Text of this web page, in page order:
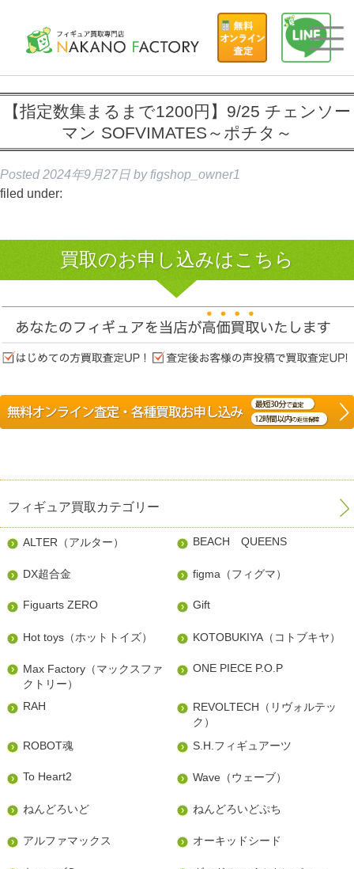
【指定数集まるまで1200円】9/25 チェンソー
マン SOFVIMATES～ポチタ～
Posted 2024年9月27日 by figshop_owner1
filed under:
買取のお申し込みはこちら
フィギュア買取カテゴリー
ALTER（アルター） BEACH QUEENS
DX超合金 figma（フィグマ）
Figuarts ZERO Gift
Hot toys（ホットトイズ） KOTOBUKIYA（コトブキヤ）
Max Factory（マックスファ
クトリー）
ONE PIECE P.O.P
RAH
REVOLTECH（リヴォルテッ
ク）
ROBOT魂
S.H.フィギュアーツ
To Heart2 Wave（ウェーブ）
ねんどろいど ねんどろいどぷち
アルファマックス オーキッドシード